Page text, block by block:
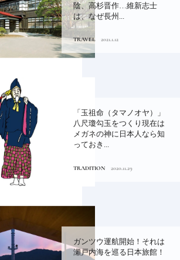
陰、高杉晋作…維新志士
は、なぜ長州...
TRAVEL 2021.1.12
「玉祖命（タマノオヤ）」
八尺瓊勾玉をつくり現在は
メガネの神に日本人なら知
っておき...
TRADITION 2020.11.29
ガンツウ運航開始！それは
瀬戸内海を巡る日本旅館！